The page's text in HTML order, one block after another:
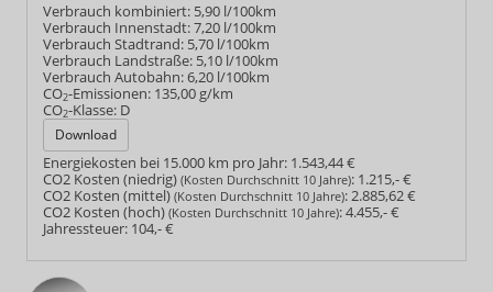
Verbrauch kombiniert: 5,90 l/100km
Verbrauch Innenstadt:7,20 l/100km
Verbrauch Stadtrand: 5,70 l/100km
Verbrauch Landstraße: 5,10 l/100km
Verbrauch Autobahn:6,20 l/100km
CO2-Emissionen: 135,00 g/km
CO2-Klasse: D
Download
Energiekosten bei 15.000 km pro Jahr: 1.543,44 €
CO2 Kosten (niedrig) (Kosten Durchschnitt 10 Jahre): 1.215,- €
CO2 Kosten (mittel) (Kosten Durchschnitt 10 Jahre):2.885,62 €
CO2 Kosten (hoch) (Kosten Durchschnitt 10 Jahre):4.455,- €
Jahressteuer: 104,- €